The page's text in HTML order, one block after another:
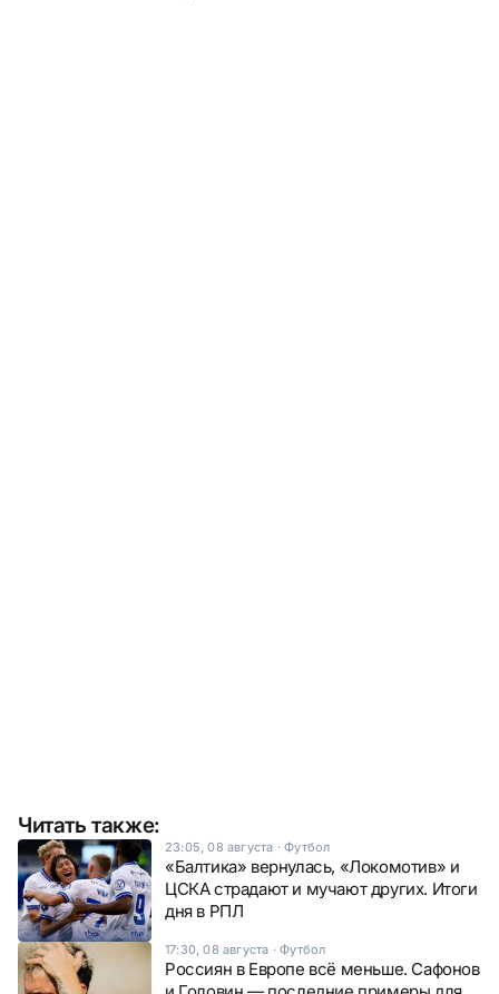
Читать также:
23:05, 08 августа ·Футбол
«Балтика» вернулась, «Локомотив» и
ЦСКА страдают и мучают других. Итоги
дня в РПЛ
17:30, 08 августа ·Футбол
Россиян в Европе всё меньше. Сафонов